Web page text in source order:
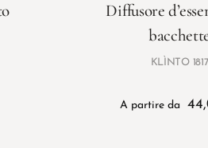
Diffusore
KLÌNTO 1817
A partire da